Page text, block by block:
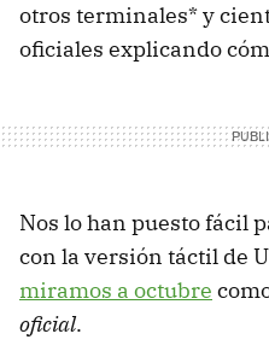
otros terminales* y
oficiales explicando
Nos lo han puesto fácil
con la versión táctil de
miramos a octubre
oficial.